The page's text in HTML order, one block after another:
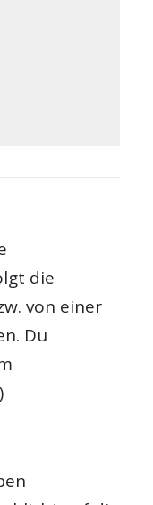
die
von einer
Du